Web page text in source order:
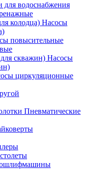
водоснабжения
Насосы
повысительные
Насосы
циркуляционные
Пневматические